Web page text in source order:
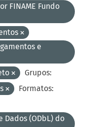
FINAME Fundo
e
Grupos:
Formatos:
Dados (ODbL) do